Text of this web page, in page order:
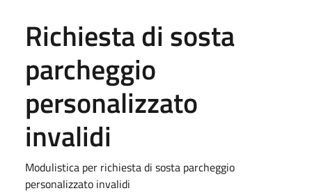
Richiesta di sosta
parcheggio
personalizzato
invalidi
Modulistica per richiesta di sosta parcheggio
personalizzato invalidi